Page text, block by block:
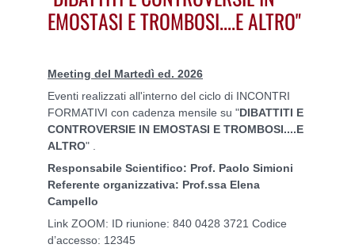
EMOSTASI E TROMBOSI....E ALTRO"
Meeting del Martedì ed. 2026
Eventi realizzati all'interno del ciclo di INCONTRI
FORMATIVI con cadenza mensile su "DIBATTITI E
CONTROVERSIE IN EMOSTASI E TROMBOSI....E
ALTRO" .
Responsabile Scientifico: Prof. Paolo Simioni
Referente organizzativa: Prof.ssa Elena
Campello
Link ZOOM: ID riunione: 840 0428 3721 Codice
d’accesso: 12345